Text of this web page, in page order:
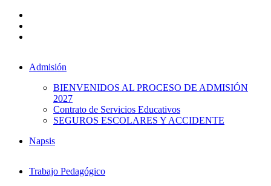
Admisión
BIENVENIDOS AL PROCESO DE ADMISIÓN
2027
Contrato de Servicios Educativos
SEGUROS ESCOLARES Y ACCIDENTE
Napsis
Trabajo Pedagógico